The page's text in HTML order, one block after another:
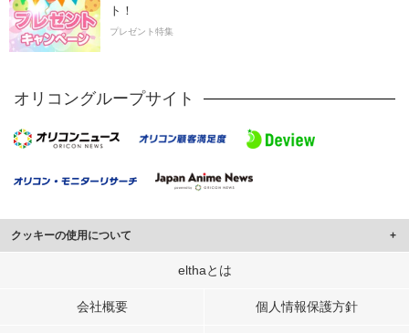
ト！
プレゼント特集
オリコングループサイト
クッキーの使用について
このサイトでは Cookie を使用して、ユーザーに合わせたコンテンツや広告の
行っています。
elthaとは
会社概要 個人情報保護方針